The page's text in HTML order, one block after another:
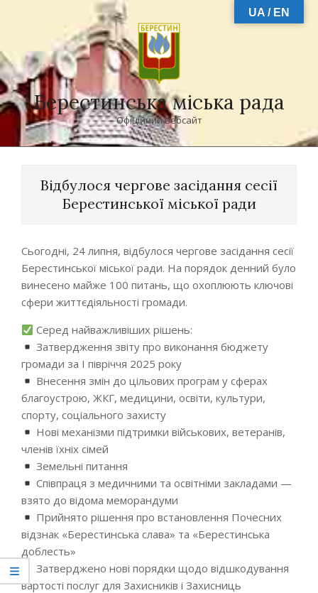
Берестинська міська рада
Офіційний вебсайт
Відбулося чергове засідання сесії
Берестинської міської ради
Сьогодні, 24 липня, відбулося чергове засідання сесії
Берестинської міської ради. На порядок денний було
винесено майже 100 питань, що охоплюють ключові
сфери життєдіяльності громади.
Серед найважливіших рішень:
Затвердження звіту про виконання бюджету
громади за І півріччя 2025 року
Внесення змін до цільових програм у сферах
благоустрою, ЖКГ, медицини, освіти, культури,
спорту, соціального захисту
Нові механізми підтримки військових, ветеранів,
членів їхніх сімей
Земельні питання
Співпраця з медичними та освітніми закладами —
взято до відома меморандуми
Прийнято рішення про встановлення Почесних
відзнак «Берестинська слава» та «Берестинська
доблесть»
Затверджено нові порядки щодо відшкодування
вартості послуг для Захисників і Захисниць
UA / EN